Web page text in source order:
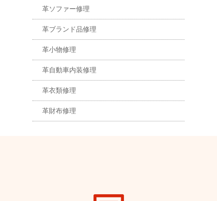
革ソファー修理
革ブランド品修理
革小物修理
革自動車内装修理
革衣類修理
革財布修理